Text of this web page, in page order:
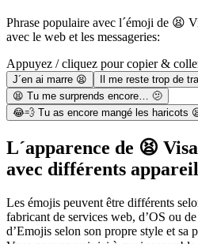
Phrase populaire avec l´émoji de 😫
avec le web et les messageries:
Appuyez / cliquez pour copier &
J´en ai marre 😫
Il me reste trop de
😫 Tu me surprends encore… 🫤
😂💨 Tu as encore mangé les haricots
L´apparence de 😫
avec différents
Les émojis peuvent être différents
fabricant de services web, d’OS ou
d’Emojis selon son propre style et sa